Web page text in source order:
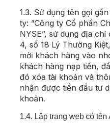
1.3. Sử dụng tên gọi
ty: “Công ty Cổ phần
NYSE”, sử dụng địa
4, số 18 Lý Thường
mời khách hàng vào
khách hàng nạp tiền,
đó xóa tài khoản và
nhận được tiền đầu tư
khoản.
1.4. Lập trang web có